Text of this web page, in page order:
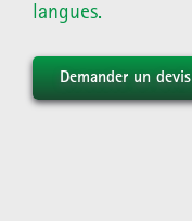
langues.
Demander un devis